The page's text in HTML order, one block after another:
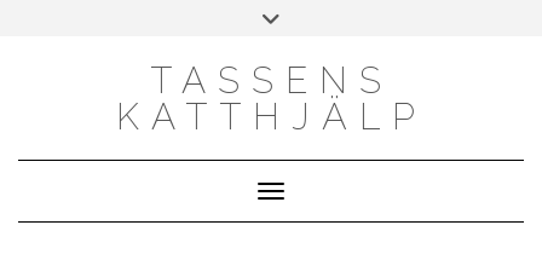
Toggle
TASSENS
KATTHJÄLP
Toggle Navigation